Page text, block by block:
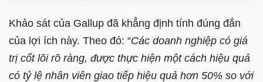
Khảo sát của Gallup đã khẳng định tính đúng đắn
của lợi ích này. Theo đó: “Các doanh nghiệp có giá
trị cốt lõi rõ ràng, được thực hiện một cách hiệu quả
có tỷ lệ nhân viên giao tiếp hiệu quả hơn 50% so với